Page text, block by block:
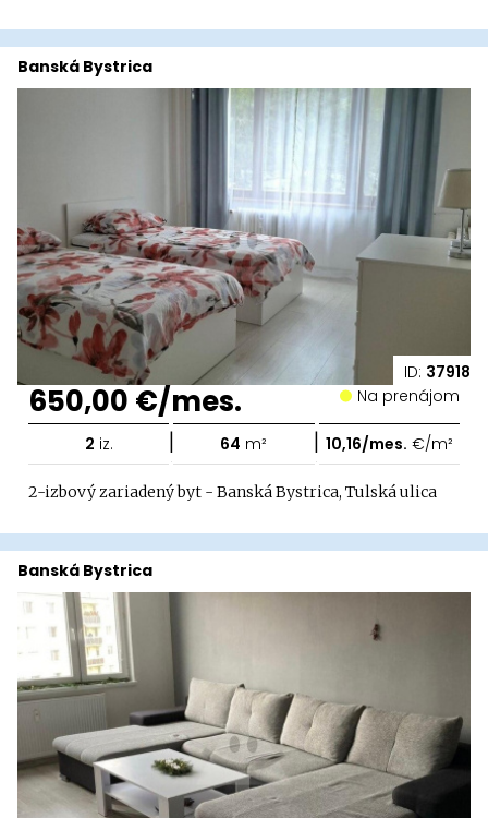
ID: 37918
Banská Bystrica
650,00 €/mes. Na prenájom
2 iz. | 64 m² | 10,16/mes. €/m²
2-izbový zariadený byt - Banská Bystrica, Tulská ulica
Banská Bystrica